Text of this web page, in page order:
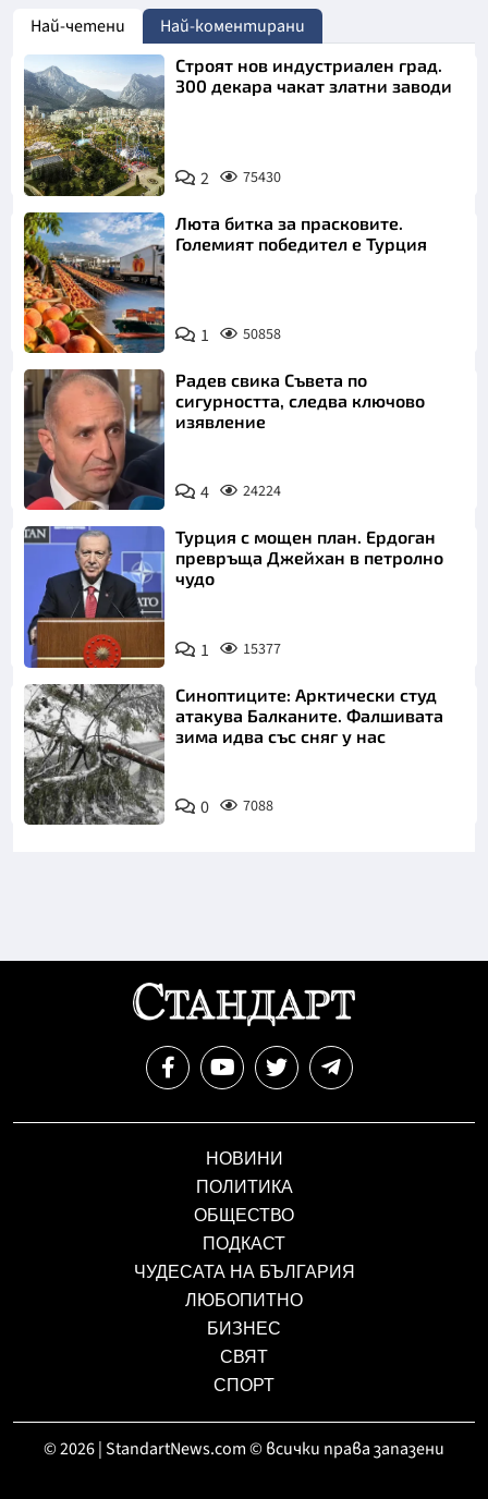
Най-четени Най-коментирани
Строят нов индустриален град.
300 декара чакат златни заводи
2 75430
Люта битка за прасковите.
Големият победител е Турция
1 50858
Радев свика Съвета по
сигурността, следва ключово
изявление
4 24224
Турция с мощен план. Ердоган
превръща Джейхан в петролно
чудо
1 15377
Синоптиците: Арктически студ
атакува Балканите. Фалшивата
зима идва със сняг у нас
0 7088
НОВИНИ
ПОЛИТИКА
ОБЩЕСТВО
ПОДКАСТ
ЧУДЕСАТА НА БЪЛГАРИЯ
ЛЮБОПИТНО
БИЗНЕС
СВЯТ
СПОРТ
© 2026 | StandartNews.com © всички права запазени